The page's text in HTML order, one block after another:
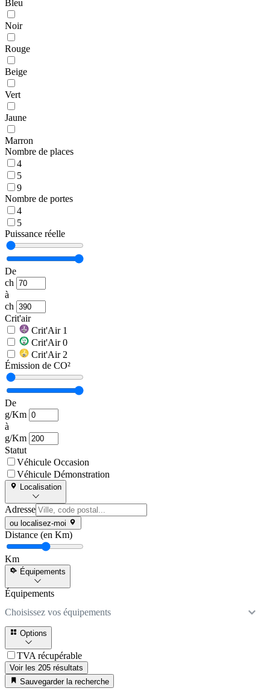
Bleu
Noir
Rouge
Beige
Vert
Jaune
Marron
Nombre de places
4
5
9
Nombre de portes
4
5
Puissance réelle
De
ch
à
ch
Crit'air
Crit'Air 1
Crit'Air 0
Crit'Air 2
Émission de CO²
De
g/Km
à
g/Km
Statut
Véhicule Occasion
Véhicule Démonstration
Localisation
Adresse
ou localisez-moi
Distance (en Km)
Km
Équipements
Équipements
Choisissez vos équipements
Options
TVA récupérable
Voir les 205 résultats
Sauvegarder la recherche